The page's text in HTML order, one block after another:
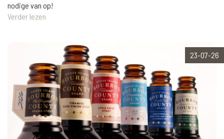
nodige van op!
Verder lezen
23-07-26